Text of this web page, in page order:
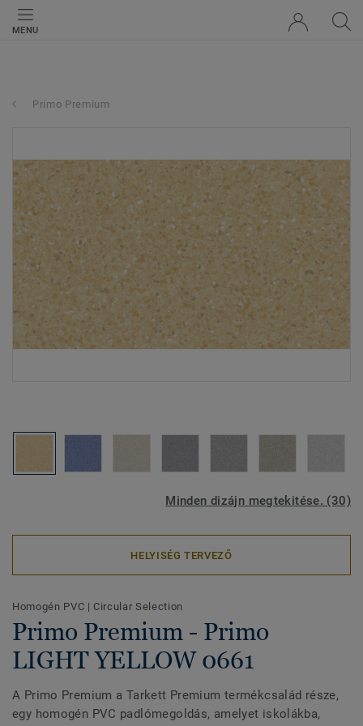
MENU
Primo Premium
Minden dizájn megtekitése. (30)
HELYISÉG TERVEZŐ
Homogén PVC | Circular Selection
Primo Premium - Primo
LIGHT YELLOW 0661
A Primo Premium a Tarkett Premium termékcsalád része,
egy homogén PVC padlómegoldás, amelyet iskolákba,